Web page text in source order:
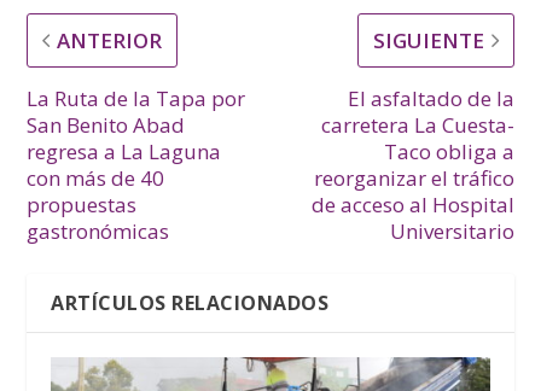
ANTERIOR
La Ruta de la Tapa por
San Benito Abad
regresa a La Laguna
con más de 40
propuestas
gastronómicas
SIGUIENTE
El asfaltado de la
carretera La Cuesta-
Taco obliga a
reorganizar el tráfico
de acceso al Hospital
Universitario
ARTÍCULOS RELACIONADOS